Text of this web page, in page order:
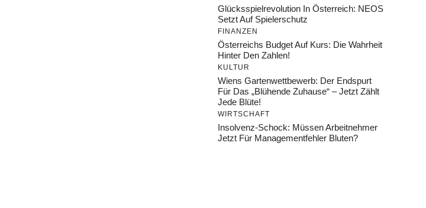
Glücksspielrevolution In Österreich: NEOS
Setzt Auf Spielerschutz
FINANZEN
Österreichs Budget Auf Kurs: Die Wahrheit
Hinter Den Zahlen!
KULTUR
Wiens Gartenwettbewerb: Der Endspurt
Für Das „Blühende Zuhause“ – Jetzt Zählt
Jede Blüte!
WIRTSCHAFT
Insolvenz-Schock: Müssen Arbeitnehmer
Jetzt Für Managementfehler Bluten?